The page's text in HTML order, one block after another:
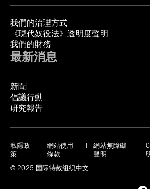
我們的治理方式
《現代奴役法》透明度聲明
我們的財務
最新消息
新聞
倡議行動
研究報告
私隱政
策
網站使用
條款
網站無障礙
聲明
© 2025 国际特赦组织中文